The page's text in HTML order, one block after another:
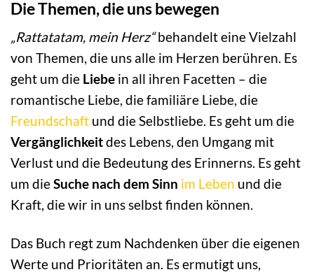
Die Themen, die uns bewegen
„Rattatatam, mein Herz“behandelt eine Vielzahl
von Themen, die uns alle im Herzen berühren. Es
geht um die Liebe in all ihren Facetten – die
romantische Liebe, die familiäre Liebe, die
Freundschaft und die Selbstliebe. Es geht um die
Vergänglichkeitdes Lebens, den Umgang mit
Verlust und die Bedeutung des Erinnerns. Es geht
um dieSuche nach dem Sinn im Leben und die
Kraft, die wir in uns selbst finden können.
Das Buch regt zum Nachdenken über die eigenen
Werte und Prioritäten an. Es ermutigt uns,